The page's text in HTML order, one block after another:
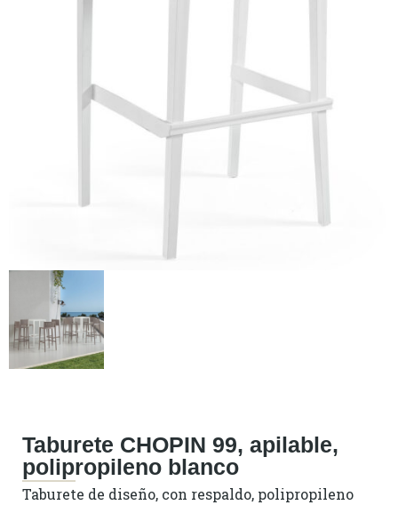
Taburete CHOPIN 99, apilable,
polipropileno blanco
Taburete de diseño, con respaldo, polipropileno